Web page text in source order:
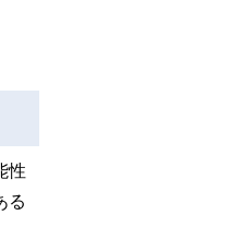
性
る